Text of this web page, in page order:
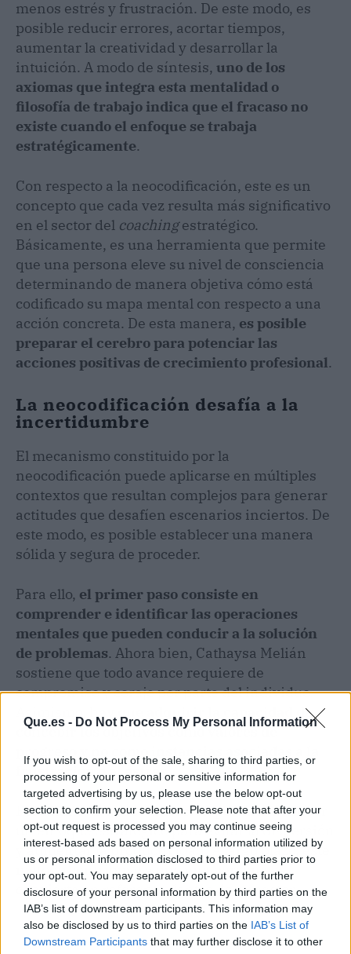
Que.es - Do Not Process My Personal Information
If you wish to opt-out of the sale, sharing to third parties, or
processing of your personal or sensitive information for
targeted advertising by us, please use the below opt-out
section to confirm your selection. Please note that after your
opt-out request is processed you may continue seeing
interest-based ads based on personal information utilized by
us or personal information disclosed to third parties prior to
your opt-out. You may separately opt-out of the further
disclosure of your personal information by third parties on the
IAB’s list of downstream participants. This information may
also be disclosed by us to third parties on the IAB’s List of
Downstream Participants that may further disclose it to other
menos estrés y frustración. De este modo, es
posible reducir errores, acortar tiempos,
aumentar la creatividad y desarrollar la
intuición. A modo de síntesis, uno de los
axiomas que integra esta mentalidad o
filosofía de trabajo indica que el fracaso no
existe cuando el enfoque se trabaja
estratégicamente.
Con respecto a la neocodificación, este es un
concepto que cada vez resulta más significativo
en el sector del coachingestratégico.
Básicamente, es una herramienta que permite
que una persona eleve su nivel de consciencia
determinando de manera objetiva cómo está
codificado su mapa mental con respecto a una
acción concreta. De esta manera, es posible
preparar el cerebro para potenciar las
acciones positivas de crecimiento profesional.
La neocodificación desafía a la
incertidumbre
El mecanismo constituido por la
neocodificación puede aplicarse en múltiples
contextos que resultan complejos para generar
actitudes que desafíen escenarios inciertos. De
este modo, es posible establecer una manera
sólida y segura de proceder.
Para ello, el primer paso consiste en
comprender e identificar las operaciones
mentales que pueden conducir a la solución
de problemas. Ahora bien, Cathaysa Melián
sostiene que todo avance requiere de
compromiso y coraje por parte del individuo.
hay que adquirir la capacidad de
concebir los objetivos como valores de
frustración o al estrés.
Por último, la neocodificación permite delinear
un enfoque estratégico para evitar la dispersión
y aumentar la productividad. A largo plazo, este
método contribuye a que una persona se
convierta en referente dentro de su sector.